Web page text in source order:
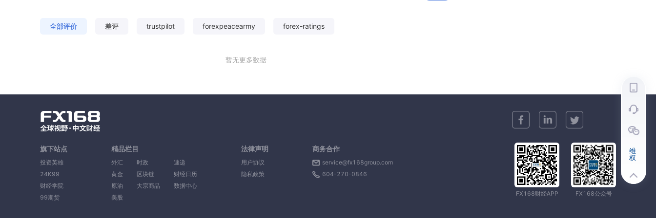
全部评价 差评 trustpilot forexpeacearmy forex-ratings
暂无更多数据
旗下站点
投资英雄
24K99
财经学院
99期货
精品栏目
外汇 时政
速递
黄金
区块链
财经日历
原油
大宗商品
数据中心
美股
法律声明
用户协议
隐私政策
商务合作
service@fx168group.com
604-270-0846
FX168财经APP FX168公众号
维
权